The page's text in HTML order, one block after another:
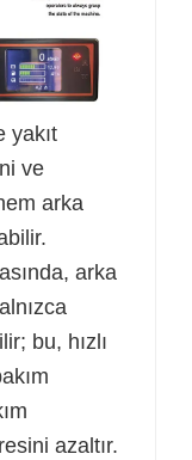
yakıt
ve
arka
arka
bu, hızlı
azaltır.